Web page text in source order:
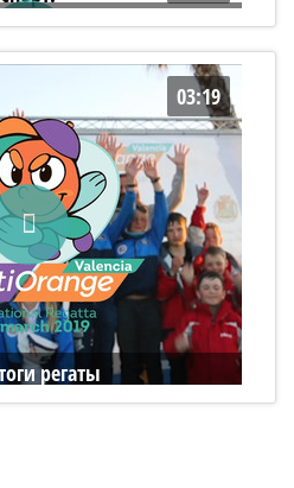
день - спорт, спорт,
03:19
регаты